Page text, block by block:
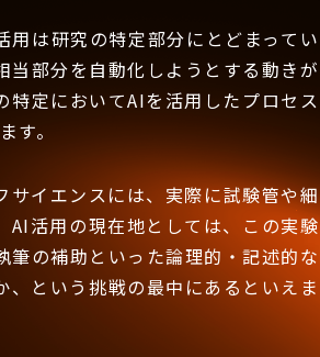
は研究の特定部分にとどまってい
部分を自動化しようとする動きが
定においてAIを活用したプロセス
す。
サイエンスには、実際に試験管や細
AI活用の現在地としては、この実験
の補助といった論理的・記述的な
という挑戦の最中にあるといえま